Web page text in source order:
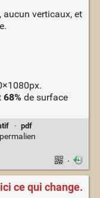
verticaux, et
68%de surface
· pdf
permalien
·
ce qui change.